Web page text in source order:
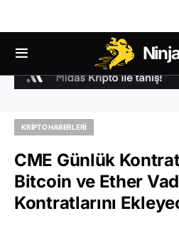
KRIPTO HABERLERI
CME Günlük
Bitcoin ve Ether
Kontratlarını